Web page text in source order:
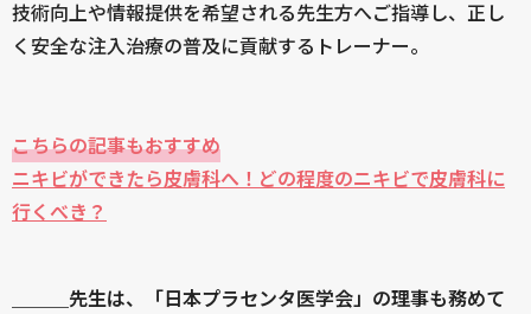
技術向上や情報提供を希望される先生方へご指導し、正し
く安全な注入治療の普及に貢献するトレーナー。
こちらの記事もおすすめ
ニキビができたら皮膚科へ！どの程度のニキビで皮膚科に
行くべき？
＿＿＿先生は、「日本プラセンタ医学会」の理事も務めて